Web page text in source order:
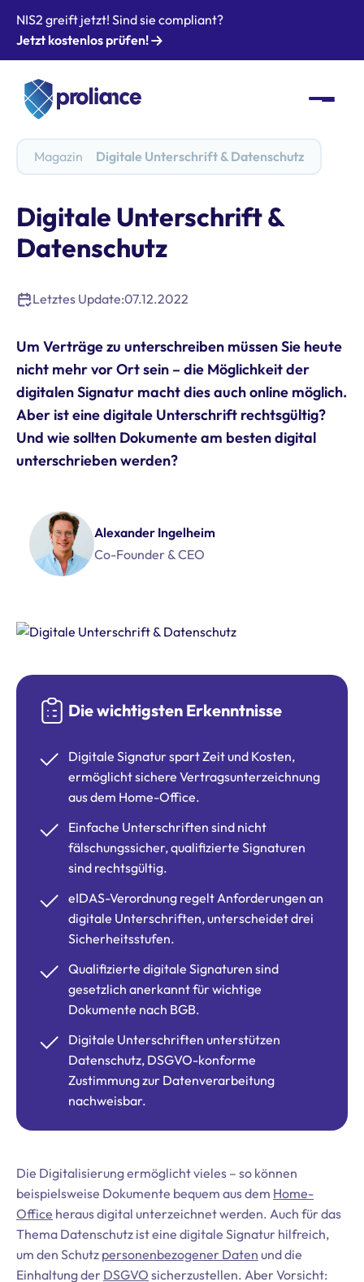
NIS2 greift jetzt! Sind sie compliant?
Jetzt kostenlos prüfen!
Magazin Digitale Unterschrift & Datenschutz
Digitale Unterschrift &
Datenschutz
Letztes Update:07.12.2022
Um Verträge zu unterschreiben müssen Sie heute
nicht mehr vor Ort sein – die Möglichkeit der
digitalen Signatur macht dies auch online möglich.
Aber ist eine digitale Unterschrift rechtsgültig?
Und wie sollten Dokumente am besten digital
unterschrieben werden?
Alexander Ingelheim
Co-Founder & CEO
Die wichtigsten Erkenntnisse
Digitale Signatur spart Zeit und Kosten,
ermöglicht sichere Vertragsunterzeichnung
aus dem Home-Office.
Einfache Unterschriften sind nicht
fälschungssicher, qualifizierte Signaturen
sind rechtsgültig.
eIDAS-Verordnung regelt Anforderungen an
digitale Unterschriften, unterscheidet drei
Sicherheitsstufen.
Qualifizierte digitale Signaturen sind
gesetzlich anerkannt für wichtige
Dokumente nach BGB.
Digitale Unterschriften unterstützen
Datenschutz, DSGVO-konforme
Zustimmung zur Datenverarbeitung
nachweisbar.
Die Digitalisierung ermöglicht vieles – so können
beispielsweise Dokumente bequem aus dem Home-
Office heraus digital unterzeichnet werden. Auch für das
Thema Datenschutz ist eine digitale Signatur hilfreich,
um den Schutz personenbezogener Daten und die
Einhaltung der DSGVO sicherzustellen. Aber Vorsicht: